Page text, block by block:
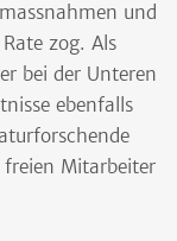
und
zog. Als
bei der Unteren
ebenfalls
Mitarbeiter